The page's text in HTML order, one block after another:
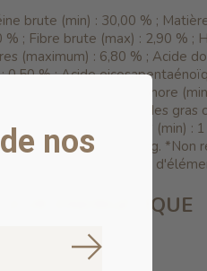
brute (min) : 30,00 % ;
% ; Fibre brute (max) : 2,90 % ;
(maximum) : 6,80 % ; Acide
0,50 % ; Acide
(min) : 0,90 % ; Phosphore
6* (min) : 3,30 % ; Acides
de glucosamine* (min) :
(min) : 700mg/kg.
essentiel par les profils
ÉNERGÉTIQUE
lb 1813 - Mj/lb 7,58
nos
S'abonner